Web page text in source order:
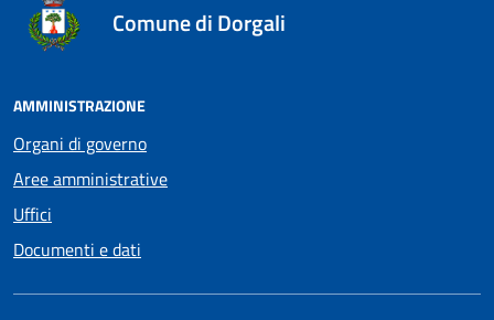
Comune di Dorgali
AMMINISTRAZIONE
Organi di governo
Aree amministrative
Uffici
Documenti e dati